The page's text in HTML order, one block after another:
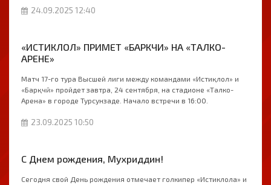
24.09.2025 12:40
«ИСТИКЛОЛ» ПРИМЕТ «БАРКЧИ» НА «ТАЛКО-
АРЕНЕ»
Матч 17-го тура Высшей лиги между командами «Истиқлол» и
«Барқчӣ» пройдет завтра, 24 сентября, на стадионе «Талко-
Арена» в городе Турсунзаде. Начало встречи в 16:00.
23.09.2025 10:50
С Днем рождения, Мухриддин!
Сегодня свой День рождения отмечает голкипер «Истиклола» и